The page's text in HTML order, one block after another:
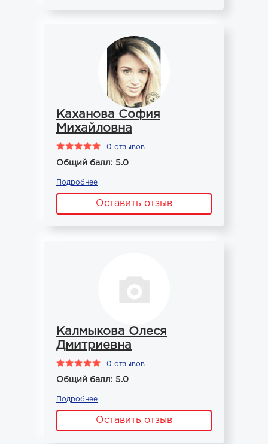
Каханова София
Михайловна
0 отзывов
Общий балл: 5.0
Подробнее
Оставить отзыв
Калмыкова Олеся
Дмитриевна
0 отзывов
Общий балл: 5.0
Подробнее
Оставить отзыв